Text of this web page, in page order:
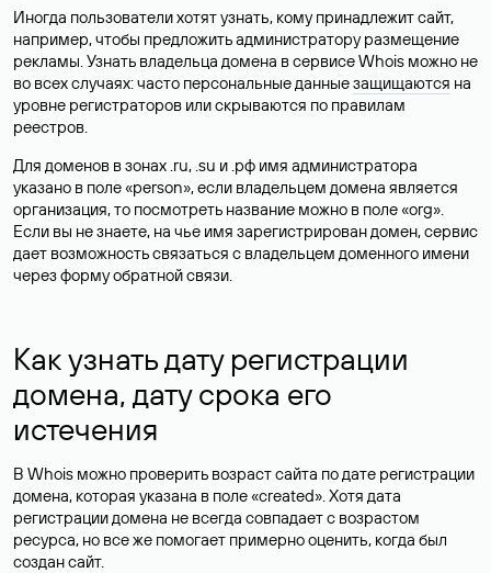
Иногда пользователи хотят узнать, кому принадлежит сайт,
например, чтобы предложить администратору размещение
рекламы. Узнать владельца домена в сервисе Whois можно не
во всех случаях: часто персональные данныезащищаются на
уровне регистраторов или скрываются по правилам
реестров.
Для доменов в зонах .ru, .su и .рф имя администратора
указано в поле «person», если владельцем домена является
организация, то посмотреть название можно в поле «org».
Если вы не знаете, на чье имя зарегистрирован домен, сервис
дает возможность связаться с владельцем доменного имени
через форму обратной связи.
Как узнать дату регистрации
домена, дату срока его
истечения
В Whois можно проверить возраст сайта по дате регистрации
домена, которая указана в поле «created». Хотя дата
регистрации домена не всегда совпадает с возрастом
ресурса, но все же помогает примерно оценить, когда был
создан сайт.